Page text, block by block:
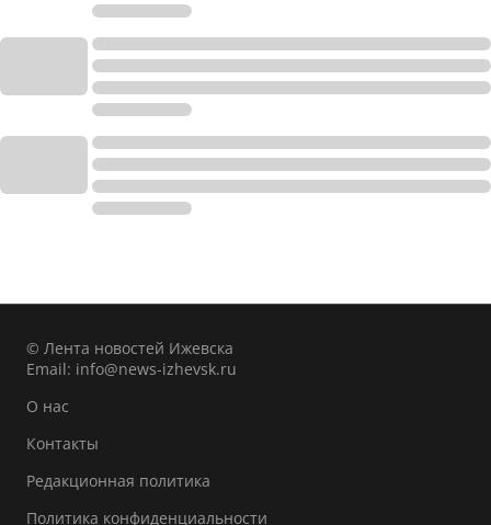
© Лента новостей Ижевска
Email: info@news-izhevsk.ru
О нас
Контакты
Редакционная политика
Политика конфиденциальности